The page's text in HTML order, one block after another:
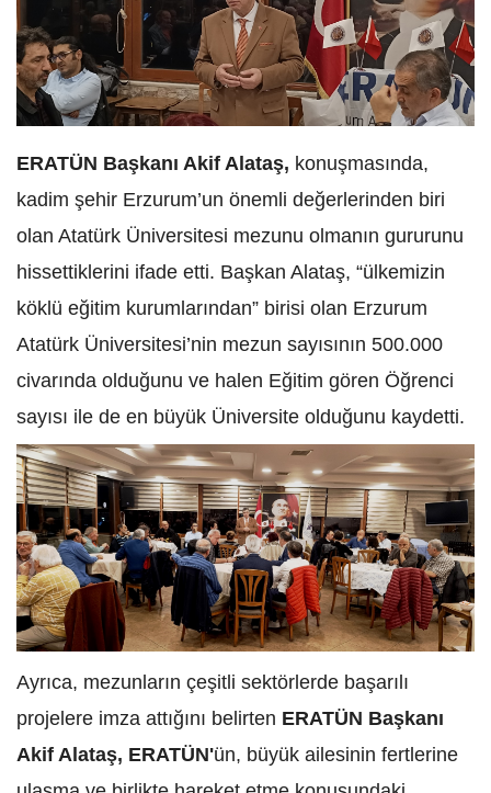
ERATÜN Başkanı Akif Alataş, konuşmasında,
kadim şehir Erzurum’un önemli değerlerinden biri
olan Atatürk Üniversitesi mezunu olmanın gururunu
hissettiklerini ifade etti. Başkan Alataş, “ülkemizin
köklü eğitim kurumlarından” birisi olan Erzurum
Atatürk Üniversitesi’nin mezun sayısının 500.000
civarında olduğunu ve halen Eğitim gören Öğrenci
sayısı ile de en büyük Üniversite olduğunu kaydetti.
Ayrıca, mezunların çeşitli sektörlerde başarılı
projelere imza attığını belirten ERATÜN Başkanı
Akif Alataş, ERATÜN'ün, büyük ailesinin fertlerine